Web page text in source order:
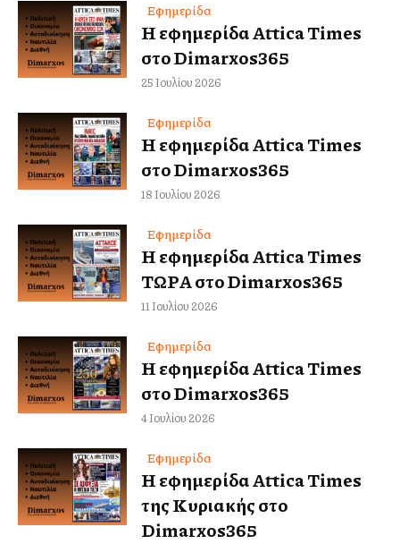
Εφημερίδα
Η εφημερίδα Attica Times
στο Dimarxos365
25 Ιουλίου 2026
Εφημερίδα
Η εφημερίδα Attica Times
στο Dimarxos365
18 Ιουλίου 2026
Εφημερίδα
Η εφημερίδα Attica Times
ΤΩΡΑ στο Dimarxos365
11 Ιουλίου 2026
Εφημερίδα
Η εφημερίδα Attica Times
στο Dimarxos365
4 Ιουλίου 2026
Εφημερίδα
Η εφημερίδα Attica Times
της Κυριακής στο
Dimarxos365